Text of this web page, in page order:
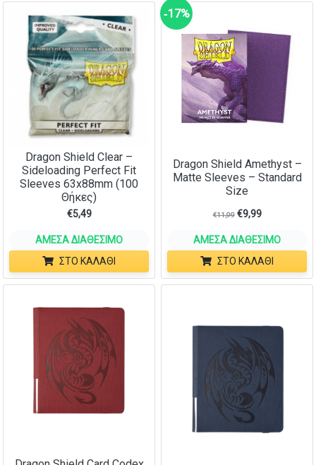
Dragon Shield Clear –
Sideloading Perfect Fit
Sleeves 63x88mm (100
Θήκες)
€5,49
ΆΜΕΣΑ ΔΙΑΘΈΣΙΜΟ
ΣΤΟ ΚΑΛΆΘΙ
‑17%
Dragon Shield Amethyst –
Matte Sleeves – Standard
Size
€11,99 €9,99
ΆΜΕΣΑ ΔΙΑΘΈΣΙΜΟ
ΣΤΟ ΚΑΛΆΘΙ